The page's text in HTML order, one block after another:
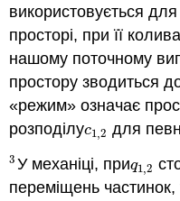
використовується
просторі, при її
нашому поточному
простору зводиться
«режим» означає
розподілуc1,2
c1, 2для
3
3У механіці, приq1,2
q1, 2
переміщень